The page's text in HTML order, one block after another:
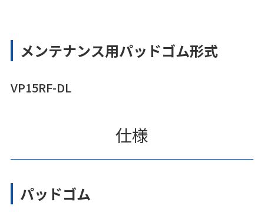
メンテナンス用パッドゴム形式
VP15RF-DL
仕様
パッドゴム